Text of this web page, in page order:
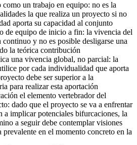
un trabajo en equipo: no es la
la que realiza un proyecto si no
aporta su capacidad al conjunto
de equipo de inicio a fin: la vivencia del
continuo y no es posible desligarse una
la teórica contribución
una vivencia global, no parcial: la
por cada individualidad que aporta
debe ser superior a la
para realizar esta aportación
el elemento vertebrador del
dado que el proyecto se va a enfrentar
a implicar potenciales bifurcaciones, la
a seguir debe contemplar visiones
prevalente en el momento concreto en la